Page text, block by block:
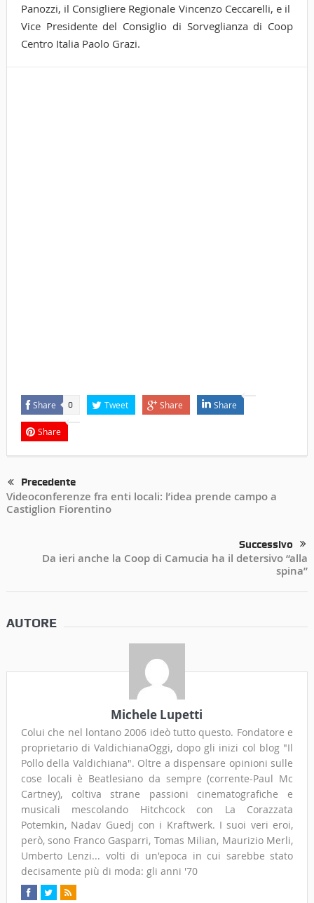
Panozzi, il Consigliere Regionale Vincenzo Ceccarelli, e il
Vice Presidente del Consiglio di Sorveglianza di Coop
Centro Italia Paolo Grazi.
Share 0 Tweet Share Share
Share
Precedente
Videoconferenze fra enti locali: l’idea prende campo a
Castiglion Fiorentino
Successivo
Da ieri anche la Coop di Camucia ha il detersivo “alla
spina”
AUTORE
Michele Lupetti
Colui che nel lontano 2006 ideò tutto questo. Fondatore e
proprietario di ValdichianaOggi, dopo gli inizi col blog "Il
Pollo della Valdichiana". Oltre a dispensare opinioni sulle
cose locali è Beatlesiano da sempre (corrente-Paul Mc
Cartney), coltiva strane passioni cinematografiche e
musicali mescolando Hitchcock con La Corazzata
Potemkin, Nadav Guedj con i Kraftwerk. I suoi veri eroi,
però, sono Franco Gasparri, Tomas Milian, Maurizio Merli,
Umberto Lenzi... volti di un'epoca in cui sarebbe stato
decisamente più di moda: gli anni '70